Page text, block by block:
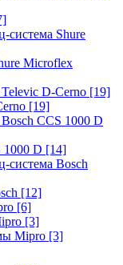
система Shure
Microflex
D-Cerno [19]
[19]
CCS 1000 D
1000 D [14]
система Bosch
[12]
[6]
[3]
Mipro [3]